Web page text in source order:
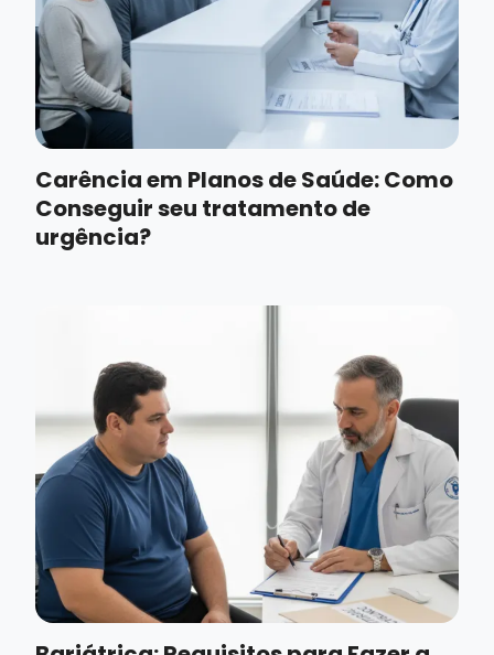
Carência em Planos de Saúde: Como
Conseguir seu tratamento de
urgência?